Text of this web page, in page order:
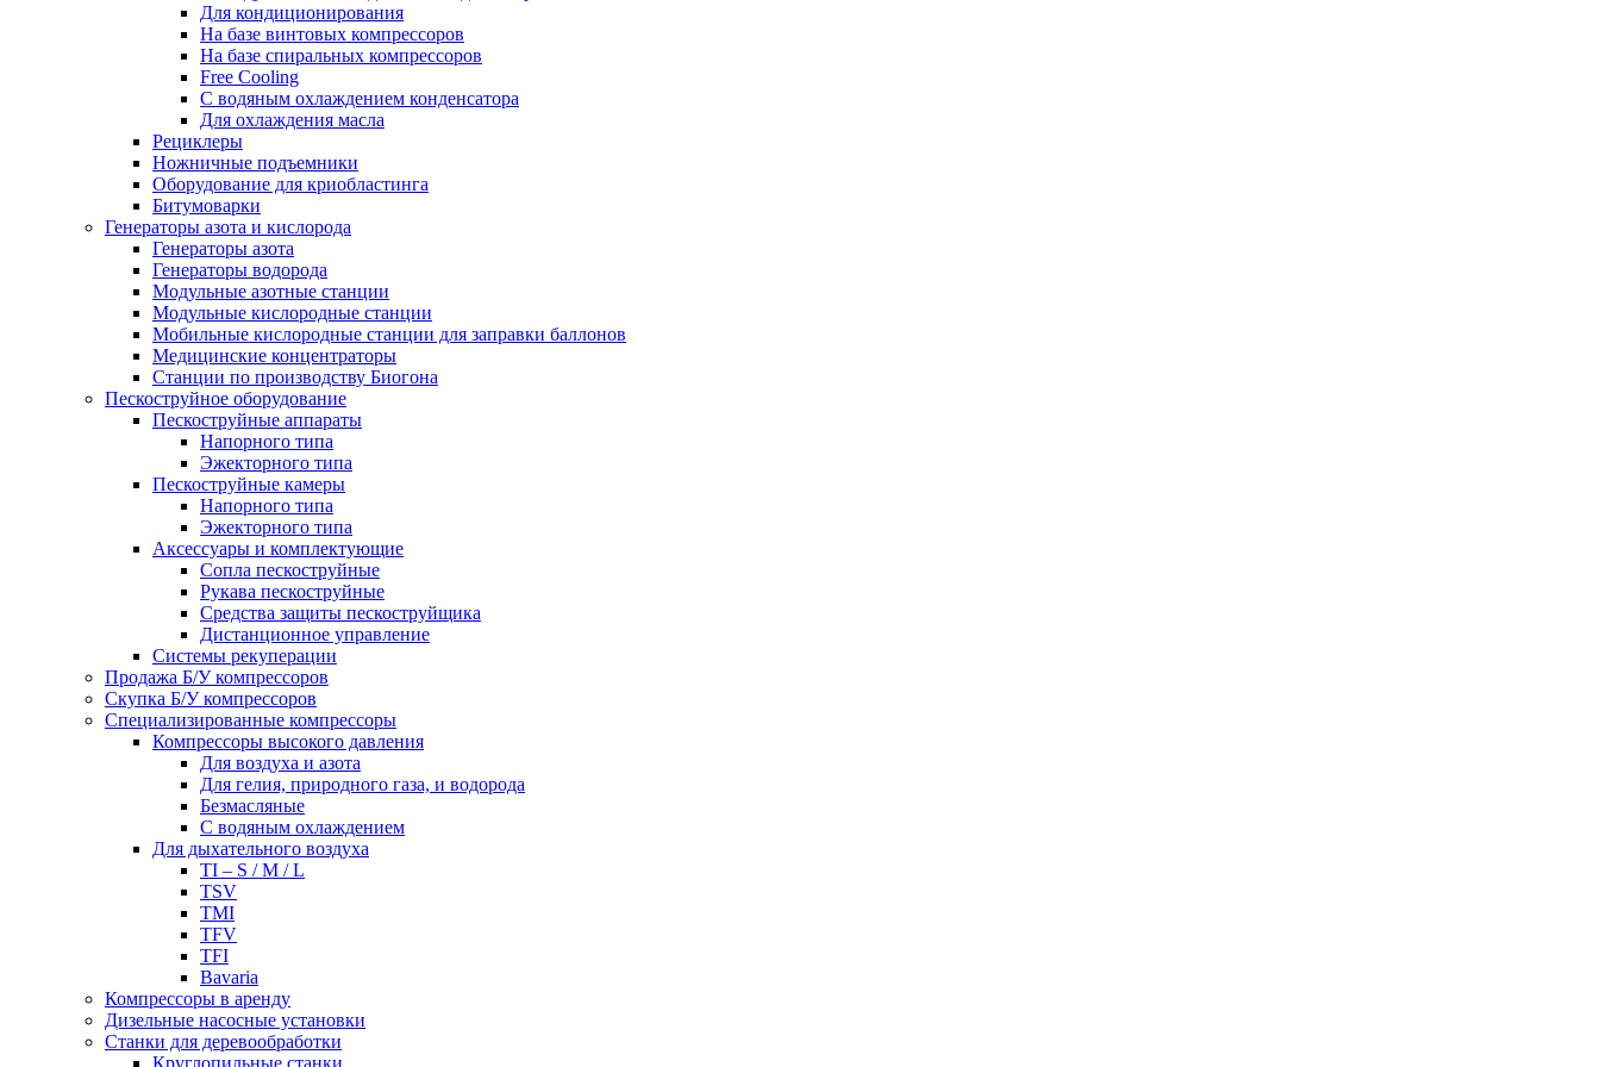
Для кондиционирования
На базе винтовых компрессоров
На базе спиральных компрессоров
Free Cooling
С водяным охлаждением конденсатора
Для охлаждения масла
Рециклеры
Ножничные подъемники
Оборудование для криобластинга
Битумоварки
Генераторы азота и кислорода
Генераторы азота
Генераторы водорода
Модульные азотные станции
Модульные кислородные станции
Мобильные кислородные станции для заправки баллонов
Медицинские концентраторы
Станции по производству Биогона
Пескоструйное оборудование
Пескоструйные аппараты
Напорного типа
Эжекторного типа
Пескоструйные камеры
Напорного типа
Эжекторного типа
Аксессуары и комплектующие
Сопла пескоструйные
Рукава пескоструйные
Средства защиты пескоструйщика
Дистанционное управление
Системы рекуперации
Продажа Б/У компрессоров
Скупка Б/У компрессоров
Специализированные компрессоры
Компрессоры высокого давления
Для воздуха и азота
Для гелия, природного газа, и водорода
Безмасляные
С водяным охлаждением
Для дыхательного воздуха
TI – S / M / L
TSV
TMI
TFV
TFI
Bavaria
Компрессоры в аренду
Дизельные насосные установки
Станки для деревообработки
Круглопильные станки